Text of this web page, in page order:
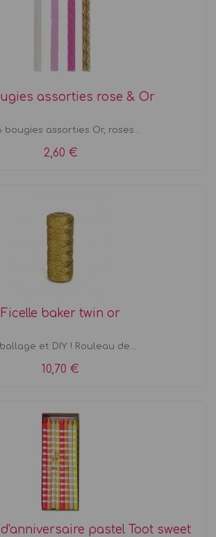
assorties rose & Or
bougies assorties Or, roses...
2,60 €
Ficelle baker twin or
et DIY ! Rouleau de...
10,70 €
pastel Toot sweet